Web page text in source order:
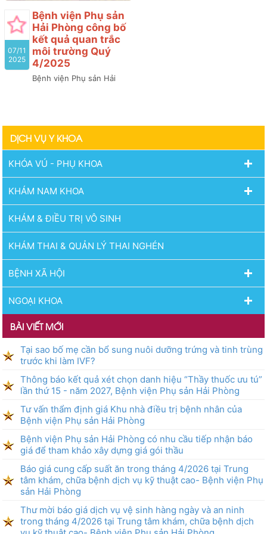
học giới tính, sức khỏe
tình dục tổ chức Hội thảo
khoa học chuyên đề: “Y
HỌC GIỚI TÍNH- KẾT NỐI
CHUYÊN MÔN VÌ SỨC
KHỎE CỘNG ĐỒNG ”
07/11
2025
Bệnh viện Phụ sản
Hải Phòng công bố
kết quả quan trắc
môi trường Quý
4/2025
Bệnh viện Phụ sản Hải
phần đầu tư CM thực hiện
DỊCH VỤ Y KHOA
KHÓA VÚ - PHỤ KHOA
KHÁM NAM KHOA
KHÁM & ĐIỀU TRỊ VÔ SINH
KHÁM THAI & QUẢN LÝ THAI NGHÉN
BỆNH XÃ HỘI
NGOẠI KHOA
BÀI VIẾT MỚI
Tại sao bố mẹ cần bổ sung nuôi dưỡng trứng và tinh trùng
trước khi làm IVF?
Thông báo kết quả xét chọn danh hiệu “Thầy thuốc ưu tú”
lần thứ 15 - năm 2027, Bệnh viện Phụ sản Hải Phòng
Tư vấn thẩm định giá Khu nhà điều trị bệnh nhân của
Bệnh viện Phụ sản Hải Phòng
Bệnh viện Phụ sản Hải Phòng có nhu cầu tiếp nhận báo
giá để tham khảo xây dựng giá gói thầu
Báo giá cung cấp suất ăn trong tháng 4/2026 tại Trung
tâm khám, chữa bệnh dịch vụ kỹ thuật cao- Bệnh viện Phụ
sản Hải Phòng
Thư mời báo giá dịch vụ vệ sinh hàng ngày và an ninh
trong tháng 4/2026 tại Trung tâm khám, chữa bệnh dịch